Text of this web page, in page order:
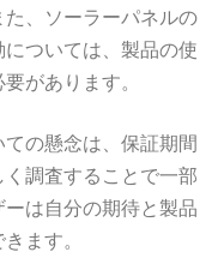
、ソーラーパネルの
ついては、製品の使
があります。
の懸念は、保証期間
調査することで一部
は自分の期待と製品
ます。